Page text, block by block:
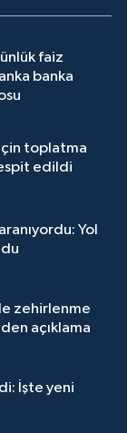
faiz
banka
için toplatma
edildi
Yol
zehirlenme
açıklama
İşte yeni